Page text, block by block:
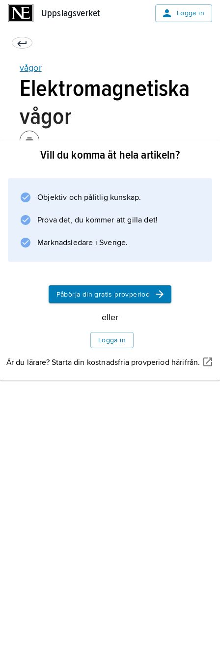
Uppslagsverket Logga in
vågor
Elektromagnetiska
vågor
olika de än kan tyckas för oss har alla
elektromagnetiska vågor i många fall samma
fysikaliska egenskaper: de bryts, böjs,
vakuum med samma hastighet, 299 792 km/s
Elektromagnetisk
vågutbredning
Vill du komma åt hela artikeln?
Objektiv och pålitlig kunskap.
Prova det, du kommer att gilla det!
Marknadsledare i Sverige.
Påbörja din gratis provperiod
eller
Logga in
Är du lärare? Starta din kostnadsfria provperiod härifrån.